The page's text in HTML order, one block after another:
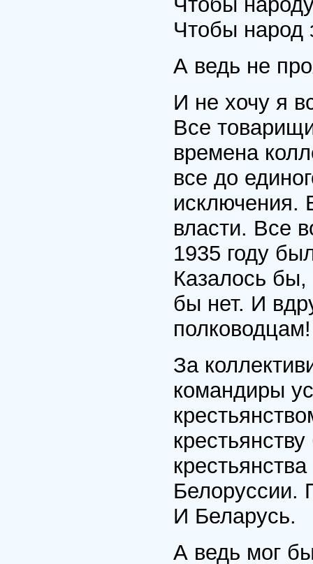
Чтобы народ
А ведь не
И не хочу я
Все
времена
все до
исключения.
власти. Все
1935 году
Казалось
бы нет. И
За
командиры
Белоруссии.
И Беларусь.
А ведь мог